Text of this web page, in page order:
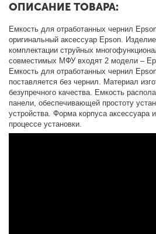
ОПИСАНИЕ ТОВАРА:
Емкость для отработанных чернил
оригинальный аксессуар Epson.
комплектации струйных
совместимых МФУ входят 2 модели –
Емкость для отработанных чернил
поставляется без чернил. Материал
безупречного качества. Емкость
панели, обеспечивающей простоту
устройства. Форма корпуса аксессуара
процессе установки.